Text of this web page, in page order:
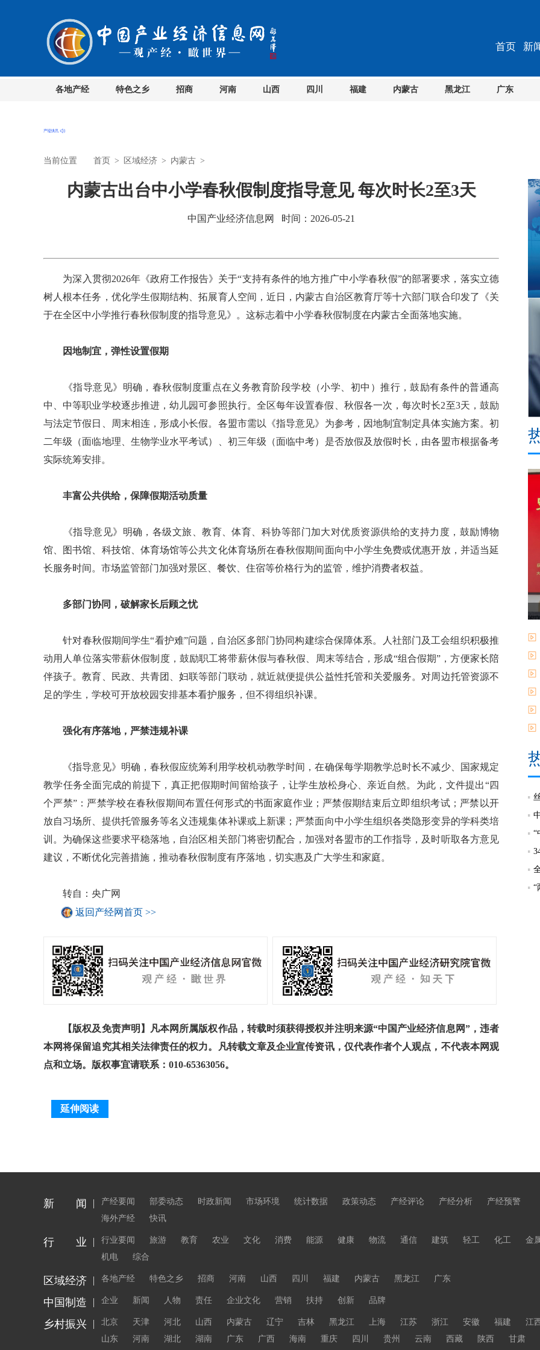
首页 新
各地产经 特色之乡 招商 河南 山西 四川 福建 内蒙古 黑龙江 广东
当前位置 首页 > 区域经济 > 内蒙古 >
内蒙古出台中小学春秋假制度指导意见 每次时长2至3天
中国产业经济信息网 时间：2026-05-21
为深入贯彻2026年《政府工作报告》关于“支持有条件的地方推广中小学春秋假”的部署要求，落实立德
树人根本任务，优化学生假期结构、拓展育人空间，近日，内蒙古自治区教育厅等十六部门联合印发了《关
于在全区中小学推行春秋假制度的指导意见》。这标志着中小学春秋假制度在内蒙古全面落地实施。
因地制宜，弹性设置假期
《指导意见》明确，春秋假制度重点在义务教育阶段学校（小学、初中）推行，鼓励有条件的普通高
中、中等职业学校逐步推进，幼儿园可参照执行。全区每年设置春假、秋假各一次，每次时长2至3天，鼓励
与法定节假日、周末相连，形成小长假。各盟市需以《指导意见》为参考，因地制宜制定具体实施方案。初
二年级（面临地理、生物学业水平考试）、初三年级（面临中考）是否放假及放假时长，由各盟市根据备考
实际统筹安排。
丰富公共供给，保障假期活动质量
《指导意见》明确，各级文旅、教育、体育、科协等部门加大对优质资源供给的支持力度，鼓励博物
馆、图书馆、科技馆、体育场馆等公共文化体育场所在春秋假期间面向中小学生免费或优惠开放，并适当延
长服务时间。市场监管部门加强对景区、餐饮、住宿等价格行为的监管，维护消费者权益。
多部门协同，破解家长后顾之忧
针对春秋假期间学生“看护难”问题，自治区多部门协同构建综合保障体系。人社部门及工会组织积极推
动用人单位落实带薪休假制度，鼓励职工将带薪休假与春秋假、周末等结合，形成“组合假期”，方便家长陪
伴孩子。教育、民政、共青团、妇联等部门联动，就近就便提供公益性托管和关爱服务。对周边托管资源不
足的学生，学校可开放校园安排基本看护服务，但不得组织补课。
强化有序落地，严禁违规补课
《指导意见》明确，春秋假应统筹利用学校机动教学时间，在确保每学期教学总时长不减少、国家规定
教学任务全面完成的前提下，真正把假期时间留给孩子，让学生放松身心、亲近自然。为此，文件提出“四
个严禁”：严禁学校在春秋假期间布置任何形式的书面家庭作业；严禁假期结束后立即组织考试；严禁以开
放自习场所、提供托管服务等名义违规集体补课或上新课；严禁面向中小学生组织各类隐形变异的学科类培
训。为确保这些要求平稳落地，自治区相关部门将密切配合，加强对各盟市的工作指导，及时听取各方意见
建议，不断优化完善措施，推动春秋假制度有序落地，切实惠及广大学生和家庭。
转自：央广网
返回产经网首页 >>
【版权及免责声明】凡本网所属版权作品，转载时须获得授权并注明来源“中国产业经济信息网”，违者
本网将保留追究其相关法律责任的权力。凡转载文章及企业宣传资讯，仅代表作者个人观点，不代表本网观
点和立场。版权事宜请联系：010-65363056。
延伸阅读
“
“
新 闻 产经要闻 部委动态 时政新闻 市场环境 统计数据 政策动态 产经评论 产经分析
产经预警
海外产经
快讯
行 业 行业要闻 旅游 教育 农业 文化 消费 能源 健康 物流 通信 建筑 轻工 化工
金
机电
综合
区域经济 各地产经 特色之乡 招商 河南 山西 四川 福建 内蒙古 黑龙江 广东
中国制造 企业 新闻 人物 责任 企业文化 营销 扶持 创新 品牌
乡村振兴 北京 天津 河北 山西 内蒙古 辽宁 吉林 黑龙江 上海 江苏 浙江 安徽 福建
江
山东
河南 湖北 湖南 广东 广西 海南 重庆 四川 贵州 云南 西藏 陕西 甘肃